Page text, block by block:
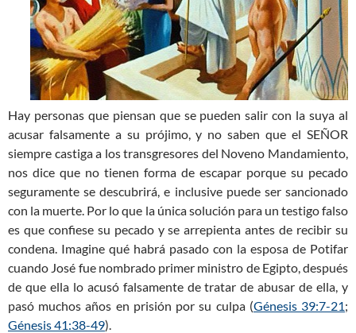
Hay personas que piensan que se pueden salir con la suya al
acusar falsamente a su prójimo, y no saben que el SEÑOR
siempre castiga a los transgresores del Noveno Mandamiento,
nos dice que no tienen forma de escapar porque su pecado
seguramente se descubrirá, e inclusive puede ser sancionado
con la muerte. Por lo que la única solución para un testigo falso
es que confiese su pecado y se arrepienta antes de recibir su
condena. Imagine qué habrá pasado con la esposa de Potifar
cuando José fue nombrado primer ministro de Egipto, después
de que ella lo acusó falsamente de tratar de abusar de ella, y
pasó muchos años en prisión por su culpa (Génesis 39:7-21;
Génesis 41:38-49).